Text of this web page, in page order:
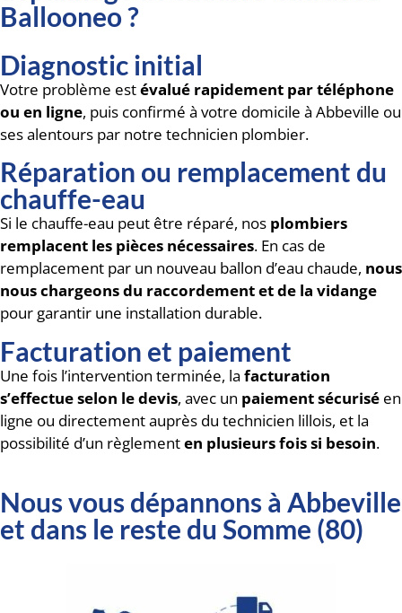
Ballooneo ?
Diagnostic initial
Votre problème estévalué rapidement par téléphone
ou en ligne, puis confirmé à votre domicile à Abbeville ou
ses alentours par notre technicien plombier.
Réparation ou remplacement du
chauffe-eau
Si le chauffe-eau peut être réparé, nos plombiers
remplacent les pièces nécessaires. En cas de
remplacement par un nouveau ballon d’eau chaude, nous
nous chargeons du raccordement et de la vidange
pour garantir une installation durable.
Facturation et paiement
Une fois l’intervention terminée, la facturation
s’effectue selon le devis, avec un paiement sécurisé en
ligne ou directement auprès du technicien lillois, et la
possibilité d’un règlementen plusieurs fois si besoin.
Nous vous dépannons à Abbeville
et dans le reste du Somme (80)